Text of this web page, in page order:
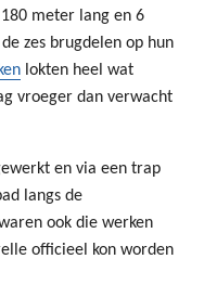
meter lang en 6
zes brugdelen op hun
lokten heel wat
vroeger dan verwacht
en via een trap
langs de
ook die werken
officieel kon worden